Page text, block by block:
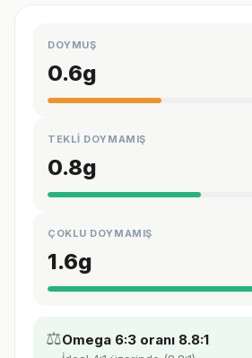
DOYMUŞ
0.6g
TEKLİ DOYMAMIŞ
0.8g
ÇOKLU DOYMAMIŞ
1.6g
⚖️Omega 6:3 oranı 8.8:1